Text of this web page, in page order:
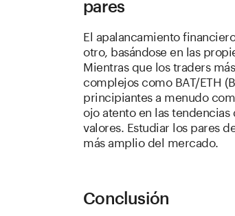
pares
El apalancamiento
otro, basándose en las
Mientras que los traders
complejos como BAT/ETH
principiantes a menudo
ojo atento en las
valores. Estudiar los pares
más amplio del mercado.
Conclusión